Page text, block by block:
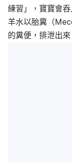
練習」，寶寶會
羊水以胎糞（
的糞便，排泄出來